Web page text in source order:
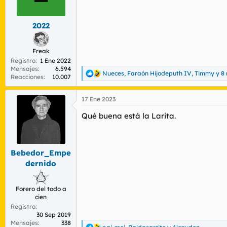
2022
Freak
Registro
1 Ene 2022
Mensajes
6.594
Reacciones
10.007
R
e
a
c
i
Nueces, Faraón Hijodeputh IV, Timmy y 8
Bebedor_Empe
dernido
Forero del todo a
cien
Registro
30 Sep 2019
Mensajes
338
17 Ene 2023
Qué buena está la Larita.